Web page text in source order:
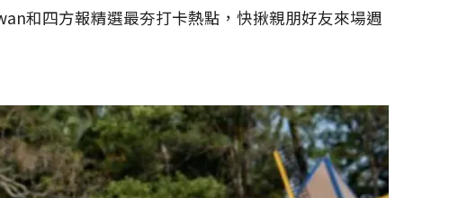
和四方報精選最夯打卡熱點，快揪親朋好友來場週